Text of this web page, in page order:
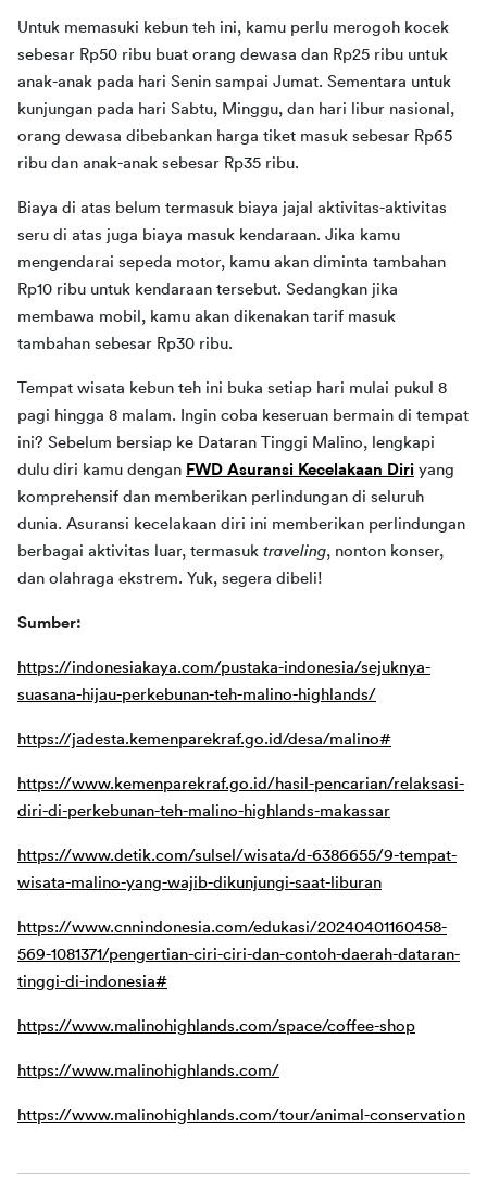
Untuk memasuki kebun teh ini, kamu perlu merogoh kocek
sebesar Rp50 ribu buat orang dewasa dan Rp25 ribu untuk
anak-anak pada hari Senin sampai Jumat. Sementara untuk
kunjungan pada hari Sabtu, Minggu, dan hari libur nasional,
orang dewasa dibebankan harga tiket masuk sebesar Rp65
ribu dan anak-anak sebesar Rp35 ribu.
Biaya di atas belum termasuk biaya jajal aktivitas-aktivitas
seru di atas juga biaya masuk kendaraan. Jika kamu
mengendarai sepeda motor, kamu akan diminta tambahan
Rp10 ribu untuk kendaraan tersebut. Sedangkan jika
membawa mobil, kamu akan dikenakan tarif masuk
tambahan sebesar Rp30 ribu.
Tempat wisata kebun teh ini buka setiap hari mulai pukul 8
pagi hingga 8 malam. Ingin coba keseruan bermain di tempat
ini? Sebelum bersiap ke Dataran Tinggi Malino, lengkapi
dulu diri kamu dengan FWD Asuransi Kecelakaan Diri yang
komprehensif dan memberikan perlindungan di seluruh
dunia. Asuransi kecelakaan diri ini memberikan perlindungan
berbagai aktivitas luar, termasuk traveling, nonton konser,
dan olahraga ekstrem. Yuk, segera dibeli!
Sumber:
https://indonesiakaya.com/pustaka-indonesia/sejuknya-
suasana-hijau-perkebunan-teh-malino-highlands/
https://jadesta.kemenparekraf.go.id/desa/malino#
https://www.kemenparekraf.go.id/hasil-pencarian/relaksasi-
diri-di-perkebunan-teh-malino-highlands-makassar
https://www.detik.com/sulsel/wisata/d-6386655/9-tempat-
wisata-malino-yang-wajib-dikunjungi-saat-liburan
https://www.cnnindonesia.com/edukasi/20240401160458-
569-1081371/pengertian-ciri-ciri-dan-contoh-daerah-dataran-
tinggi-di-indonesia#
https://www.malinohighlands.com/space/coffee-shop
https://www.malinohighlands.com/
https://www.malinohighlands.com/tour/animal-conservation